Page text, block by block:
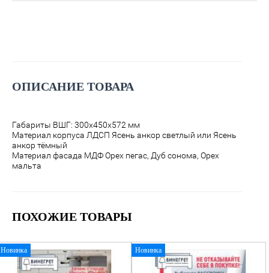
ОПИСАНИЕ ТОВАРА
Габариты ВШГ: 300х450х572 мм
Материал корпуса ЛДСП Ясень анкор светлый или Ясень
анкор тёмный
Материал фасада МДФОрех пегас, Дуб сонома, Орех
мальта
ПОХОЖИЕ ТОВАРЫ
Новинка Новинка